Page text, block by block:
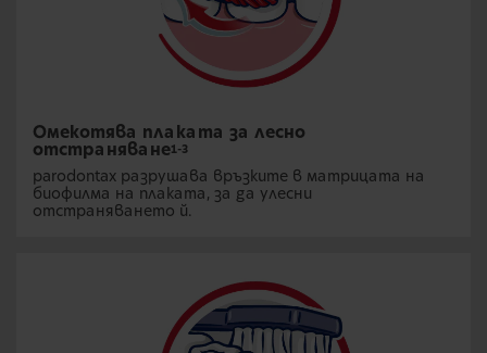
Омекотява плаката за лесно
отстраняване1-3
parodontax разрушава връзките в матрицата на
биофилма на плаката, за да улесни
отстраняването й.